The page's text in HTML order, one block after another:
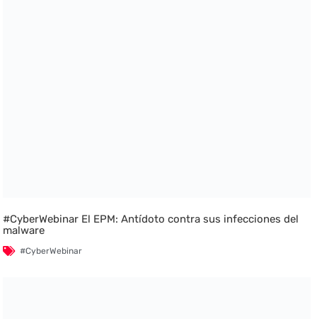
#CyberWebinar El EPM: Antídoto contra sus infecciones del
malware
#CyberWebinar